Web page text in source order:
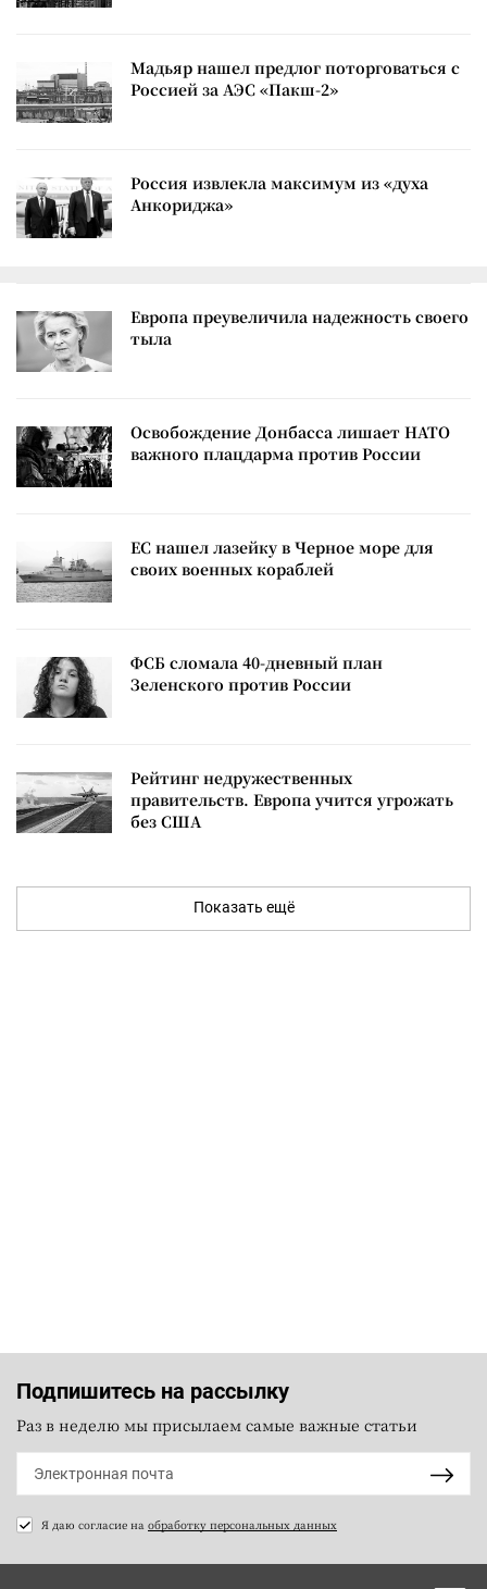
Мадьяр нашел предлог поторговаться с
Россией за АЭС «Пакш-2»
Россия извлекла максимум из «духа
Анкориджа»
Европа преувеличила надежность своего
тыла
Освобождение Донбасса лишает НАТО
важного плацдарма против России
ЕС нашел лазейку в Черное море для
своих военных кораблей
ФСБ сломала 40-дневный план
Зеленского против России
Рейтинг недружественных
правительств. Европа учится угрожать
без США
Показать ещё
Подпишитесь на рассылку
Раз в неделю мы присылаем самые важные статьи
Я даю согласие на обработку персональных данных